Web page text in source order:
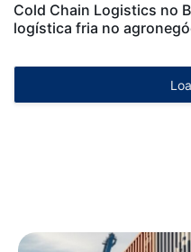
Cold Chain Logistics no
logística fria no